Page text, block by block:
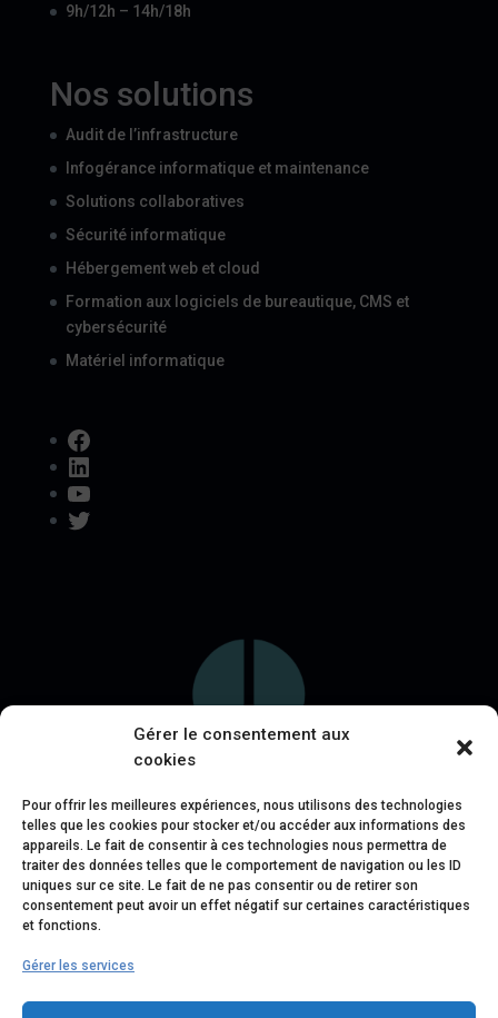
Gérer le consentement aux
cookies
Pour offrir les meilleures expériences, nous utilisons des technologies
telles que les cookies pour stocker et/ou accéder aux informations des
appareils. Le fait de consentir à ces technologies nous permettra de
traiter des données telles que le comportement de navigation ou les ID
uniques sur ce site. Le fait de ne pas consentir ou de retirer son
consentement peut avoir un effet négatif sur certaines caractéristiques
et fonctions.
Gérer les services
9h/12h – 14h/18h
Nos solutions
Audit de l’infrastructure
Infogérance informatique et maintenance
Solutions collaboratives
Sécurité informatique
Hébergement web et cloud
Formation aux logiciels de bureautique, CMS et
cybersécurité
Matériel informatique
Facebook
LinkedIn
YouTube
Twitter